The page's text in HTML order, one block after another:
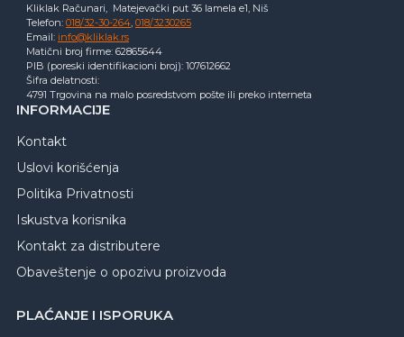
Kliklak Računari, Matejevački put 36 lamela e1, Niš
Telefon: 018/32-30-264 018/3230265
Email: info@kliklak.rs
Matični broj firme: 62865644
PIB (poreski identifikacioni broj): 107612662
Šifra delatnosti:
4791 Trgovina na malo posredstvom pošte ili preko interneta
INFORMACIJE
Kontakt
Uslovi korišćenja
Politika Privatnosti
Iskustva korisnika
Kontakt za distributere
Obaveštenje o opozivu proizvoda
PLAĆANJE I ISPORUKA